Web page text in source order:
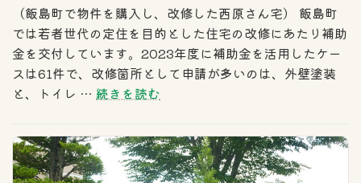
フリーワード検索
（飯島町で物件を購入し、改修した西原さん宅） 飯島町
では若者世代の定住を目的とした住宅の改修にあたり補助
金を交付しています。2023年度に補助金を活用したケー
スは61件で、改修箇所として申請が多いのは、外壁塗装
と、トイレ … 続きを読む